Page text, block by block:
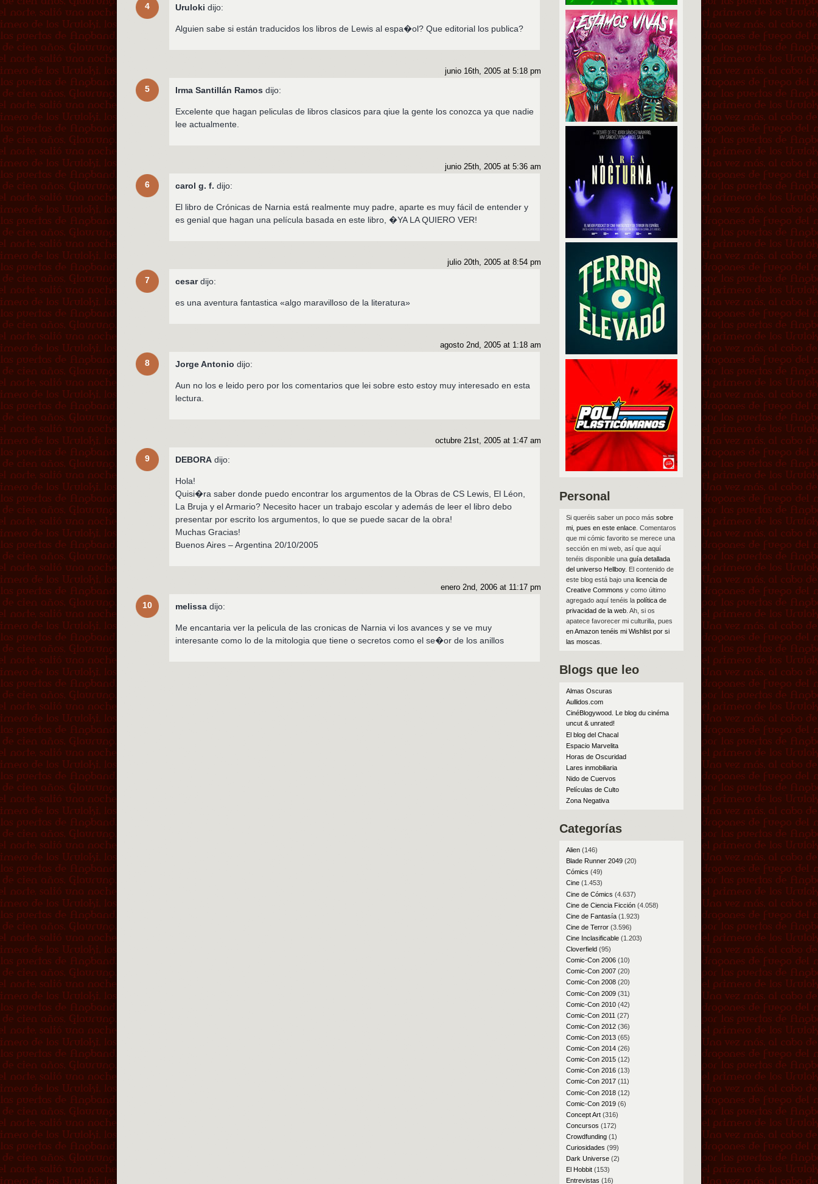
4 Uruloki dijo:
Alguien sabe si están traducidos los libros de Lewis al espa�ol? Que editorial los publica?
5
junio 16th, 2005 at 5:18 pm
Irma Santillán Ramos dijo:
Excelente que hagan peliculas de libros clasicos para qiue la gente los conozca ya que nadie
lee actualmente.
6
junio 25th, 2005 at 5:36 am
carol g. f. dijo:
El libro de Crónicas de Narnia está realmente muy padre, aparte es muy fácil de entender y
es genial que hagan una película basada en este libro, �YA LA QUIERO VER!
7
julio 20th, 2005 at 8:54 pm
cesardijo:
es una aventura fantastica «algo maravilloso de la literatura»
8
agosto 2nd, 2005 at 1:18 am
Jorge Antonio dijo:
Aun no los e leido pero por los comentarios que lei sobre esto estoy muy interesado en esta
lectura.
9
octubre 21st, 2005 at 1:47 am
DEBORA dijo:
Hola!
Quisi�ra saber donde puedo encontrar los argumentos de la Obras de CS Lewis, El Léon,
La Bruja y el Armario? Necesito hacer un trabajo escolar y además de leer el libro debo
presentar por escrito los argumentos, lo que se puede sacar de la obra!
Muchas Gracias!
Buenos Aires – Argentina 20/10/2005
10
enero 2nd, 2006 at 11:17 pm
melissa dijo:
Me encantaria ver la pelicula de las cronicas de Narnia vi los avances y se ve muy
interesante como lo de la mitologia que tiene o secretos como el se�or de los anillos
Personal
Si queréis saber un poco más sobre
mi, pues en este enlace. Comentaros
que mi cómic favorito se merece una
sección en mi web, así que aquí
tenéis disponible una guía detallada
del universo Hellboy. El contenido de
este blog está bajo una licencia de
Creative Commons y como último
agregado aquí tenéis la política de
privacidad de la web. Ah, si os
apatece favorecer mi culturilla, pues
en Amazon tenéis mi Wishlist por si
las moscas
Blogs que leo
Almas Oscuras
Aullidos.com
CinéBlogywood. Le blog du cinéma
uncut & unrated!
El blog del Chacal
Espacio Marvelita
Horas de Oscuridad
Lares inmobiliaria
Nido de Cuervos
Películas de Culto
Zona Negativa
Categorías
Alien(146)
Blade Runner 2049(20)
Cómics (49)
Cine(1.453)
Cine de Cómics (4.637)
Cine de Ciencia Ficción(4.058)
Cine de Fantasía(1.923)
Cine de Terror(3.596)
Cine Inclasificable(1.203)
Cloverfield(95)
Comic-Con 2006(10)
Comic-Con 2007(20)
Comic-Con 2008(20)
Comic-Con 2009(31)
Comic-Con 2010(42)
Comic-Con 2011 (27)
Comic-Con 2012(36)
Comic-Con 2013(65)
Comic-Con 2014(26)
Comic-Con 2015(12)
Comic-Con 2016(13)
Comic-Con 2017(11)
Comic-Con 2018(12)
Comic-Con 2019(6)
Concept Art(316)
Concursos (172)
Crowdfunding(1)
Curiosidades (99)
Dark Universe(2)
El Hobbit(153)
Entrevistas (16)